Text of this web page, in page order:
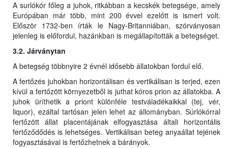
A surlókór főleg a juhok, ritkábban a kecskék betegsége, amely
Európában már több, mint 200 évvel ezelőtt is ismert volt.
Először 1732-ben írták le Nagy-Britanniában, szórványosan
jelenleg is előfordul, hazánkban is megállapították a betegséget.
3.2. Járványtan
A betegség többnyire 2 évnél idősebb állatokban fordul elő.
A fertőzés juhokban horizontálisan és vertikálisan is terjed, ezen
kívül a fertőzött környezetből is juthat kóros prion az állatokba. A
juhok üríthetik a priont különféle testváladékaikkal (tej, vér,
liquor), ezáltal tartósan jelen lehet az állományban. Súrlókórral
fertőzött állat placentájának elfogyasztása általi horizontális
fertőződődés is lehetséges. Vertikálisan beteg anyaállat tejének
fogyasztásával is fertőzhetnek a bárányok.